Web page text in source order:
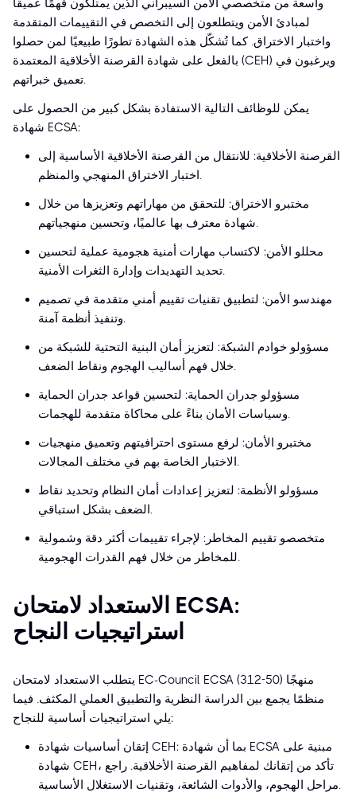
واسعة من متخصصي الأمن السيبراني الذين يمتلكون فهمًا عميقًا
لمبادئ الأمن ويتطلعون إلى التخصص في التقييمات المتقدمة
واختبار الاختراق. كما تُشكّل هذه الشهادة تطورًا طبيعيًا لمن حصلوا
بالفعل على شهادة القرصنة الأخلاقية المعتمدة (CEH) ويرغبون في
تعميق خبراتهم.
يمكن للوظائف التالية الاستفادة بشكل كبير من الحصول على
شهادة ECSA:
القرصنة الأخلاقية: للانتقال من القرصنة الأخلاقية الأساسية إلى
اختبار الاختراق المنهجي والمنظم.
مختبرو الاختراق: للتحقق من مهاراتهم وتعزيزها من خلال
شهادة معترف بها عالميًا، وتحسين منهجياتهم.
محللو الأمن: لاكتساب مهارات أمنية هجومية عملية لتحسين
تحديد التهديدات وإدارة الثغرات الأمنية.
مهندسو الأمن: لتطبيق تقنيات تقييم أمني متقدمة في تصميم
وتنفيذ أنظمة آمنة.
مسؤولو خوادم الشبكة: لتعزيز أمان البنية التحتية للشبكة من
خلال فهم أساليب الهجوم ونقاط الضعف.
مسؤولو جدران الحماية: لتحسين قواعد جدران الحماية
وسياسات الأمان بناءً على محاكاة متقدمة للهجمات.
مختبرو الأمان: لرفع مستوى احترافيتهم وتعميق منهجيات
الاختبار الخاصة بهم في مختلف المجالات.
مسؤولو الأنظمة: لتعزيز إعدادات أمان النظام وتحديد نقاط
الضعف بشكل استباقي.
متخصصو تقييم المخاطر: لإجراء تقييمات أكثر دقة وشمولية
للمخاطر من خلال فهم القدرات الهجومية.
الاستعداد لامتحان ECSA:
استراتيجيات النجاح
يتطلب الاستعداد لامتحان EC-Council ECSA (312-50) منهجًا
منظمًا يجمع بين الدراسة النظرية والتطبيق العملي المكثف. فيما
يلي استراتيجيات أساسية للنجاح:
إتقان أساسيات شهادة CEH: بما أن شهادة ECSA مبنية على
شهادة CEH، تأكد من إتقانك لمفاهيم القرصنة الأخلاقية. راجع
مراحل الهجوم، والأدوات الشائعة، وتقنيات الاستغلال الأساسية.